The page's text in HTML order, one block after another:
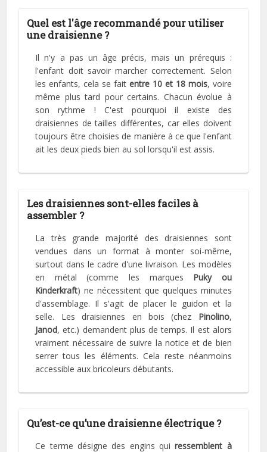
Quel est l'âge recommandé pour utiliser
une draisienne ?
Il n'y a pas un âge précis, mais un prérequis :
l'enfant doit savoir marcher correctement. Selon
les enfants, cela se fait entre 10 et 18 mois, voire
même plus tard pour certains. Chacun évolue à
son rythme ! C'est pourquoi il existe des
draisiennes de tailles différentes, car elles doivent
toujours être choisies de manière à ce que l'enfant
ait les deux pieds bien au sol lorsqu'il est assis.
Les draisiennes sont-elles faciles à
assembler ?
La très grande majorité des draisiennes sont
vendues dans un format à monter soi-même,
surtout dans le cadre d'une livraison. Les modèles
en métal (comme les marques Puky ou
Kinderkraft) ne nécessitent que quelques minutes
d'assemblage. Il s'agit de placer le guidon et la
selle. Les draisiennes en bois (chez Pinolino,
Janod, etc.) demandent plus de temps. Il est alors
vraiment nécessaire de suivre la notice et de bien
serrer tous les éléments. Cela reste néanmoins
accessible aux bricoleurs débutants.
Qu’est-ce qu’une draisienne électrique ?
Ce terme désigne des engins quiressemblent à